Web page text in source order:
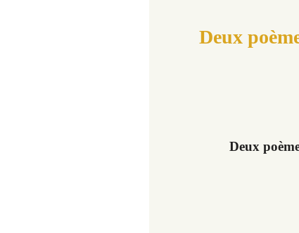
Deux
Deux